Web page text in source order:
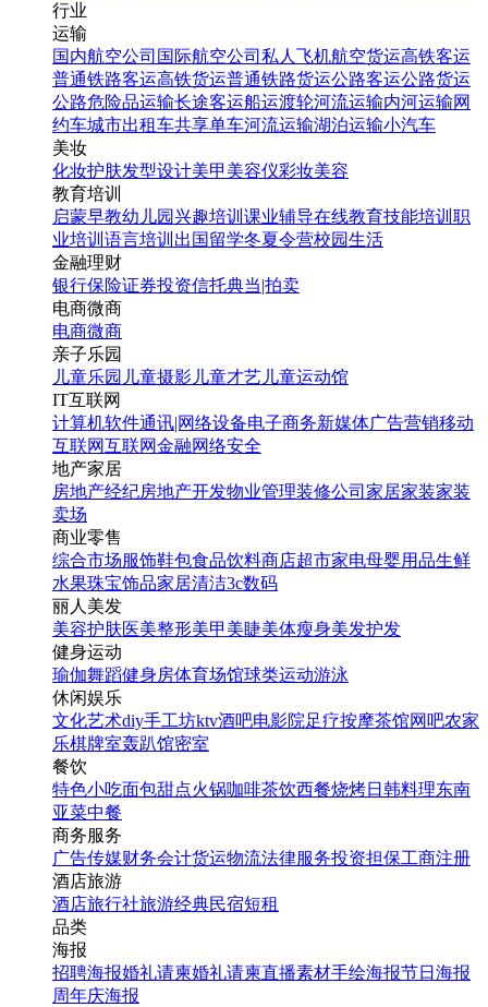
行业
运输
国内航空公司 国际航空公司 私人飞机航空货运高铁客运
普通铁路客运高铁货运普通铁路货运公路客运公路货运
公路危险品运输长途客运船运渡轮河流运输内河运输网
约车城市出租车共享单车河流运输湖泊运输小汽车
美妆
化妆护肤发型设计美甲 美容仪彩妆美容
教育培训
启蒙早教幼儿园 兴趣培训 课业辅导在线教育技能培训 职
业培训 语言培训 出国留学冬夏令营校园生活
金融理财
银行保险证券投资信托典当|拍卖
电商微商
电商微商
亲子乐园
儿童乐园 儿童摄影 儿童才艺 儿童运动馆
IT互联网
计算机软件通讯|网络设备电子商务新媒体广告营销移动
互联网互联网金融网络安全
地产家居
房地产经纪房地产开发物业管理装修公司 家居家装家装
卖场
商业零售
综合市场服饰鞋包食品饮料商店超市家电母婴用品生鲜
水果珠宝饰品家居清洁3c数码
丽人美发
美容护肤医美整形美甲美睫美体瘦身美发护发
健身运动
瑜伽舞蹈健身房体育场馆球类运动游泳
休闲娱乐
文化艺术diy手工坊ktv酒吧电影院足疗按摩茶馆网吧农家
乐棋牌室轰趴馆密室
餐饮
特色小吃面包甜点火锅咖啡茶饮西餐烧烤日韩料理东南
亚菜中餐
商务服务
广告传媒财务会计货运物流法律服务投资担保工商注册
酒店旅游
酒店旅行社旅游经典民宿短租
品类
海报
招聘海报婚礼请柬婚礼请柬直播素材手绘海报节日海报
周年庆海报